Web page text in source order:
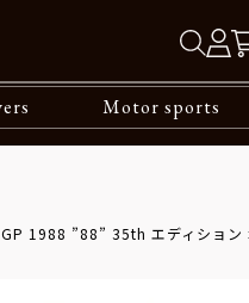
Motor sports
GP 1988 ”88” 35th エディション